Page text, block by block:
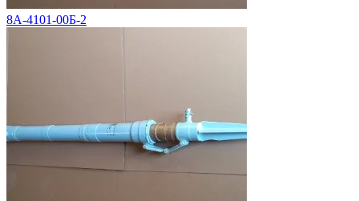
8А-4101-00Б-2